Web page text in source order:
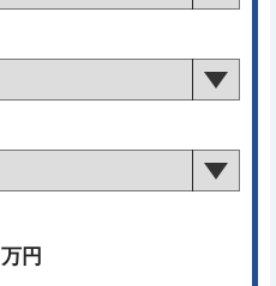
万円